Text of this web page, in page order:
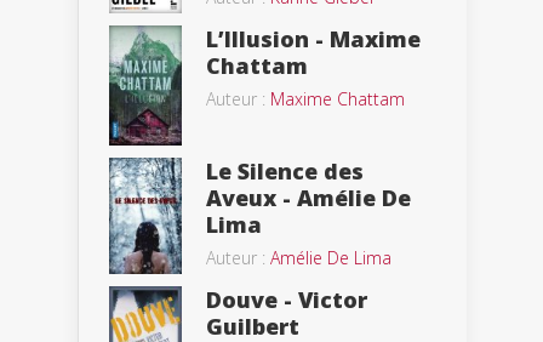
L’Illusion - Maxime
Chattam
Auteur : Maxime Chattam
Le Silence des
Aveux - Amélie De
Lima
Auteur : Amélie De Lima
Douve - Victor
Guilbert